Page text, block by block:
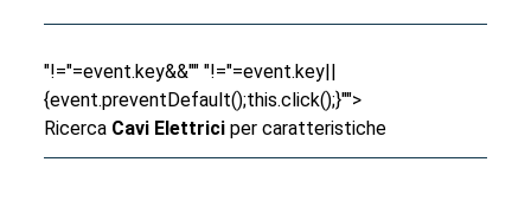
"!="=event.key&&"" "!="=event.key||
{event.preventDefault();this.click();}"">
Ricerca Cavi Elettriciper caratteristiche